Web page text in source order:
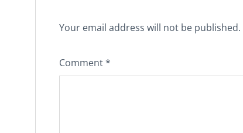
Your email address will not be published.
Comment*